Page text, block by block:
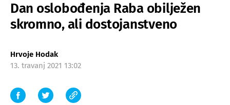
Dan oslobođenja Raba obilježen
skromno, ali dostojanstveno
Hrvoje Hodak
13. travanj 2021 13:02